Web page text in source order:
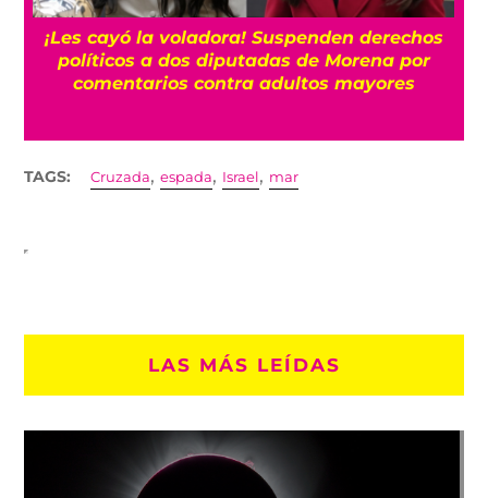
¡Les cayó la voladora! Suspenden derechos
políticos a dos diputadas de Morena por
comentarios contra adultos mayores
TAGS: Cruzada,espada, Israel, mar
LAS MÁS LEÍDAS